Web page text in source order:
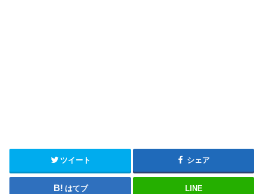
ツイート シェア
はてブ LINE